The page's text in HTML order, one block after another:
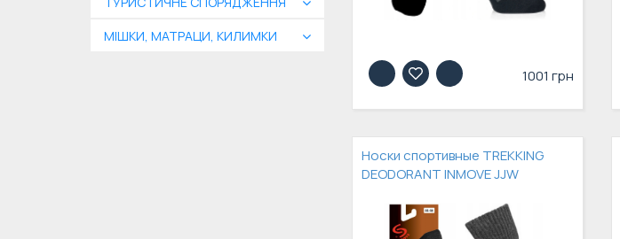
МІШКИ, МАТРАЦИ, КИЛИМКИ
1001 грн
Носки спортивные TREKKING
DEODORANT INMOVE JJW